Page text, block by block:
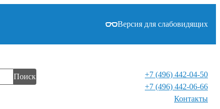
Версия для слабовидящих
Поиск
+7 (496) 442-04-50
+7 (496) 442-06-66
Контакты⁠